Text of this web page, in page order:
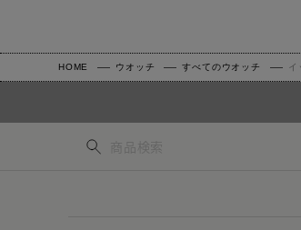
HOME ウオッチ すべてのウオッチ イ